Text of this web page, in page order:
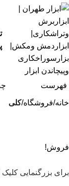
فهرست
خانه فروشگاه کلی
فروش!
برای بزرگنمایی کلیک